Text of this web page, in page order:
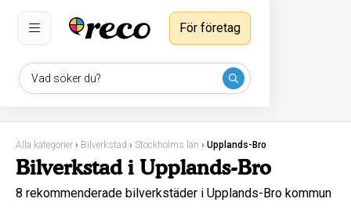
Vad söker du?
För företag
Alla kategorier › Bilverkstad › Stockholms län › Upplands-Bro
Bilverkstad i Upplands-Bro
8 rekommenderade bilverkstäder i Upplands-Bro kommun